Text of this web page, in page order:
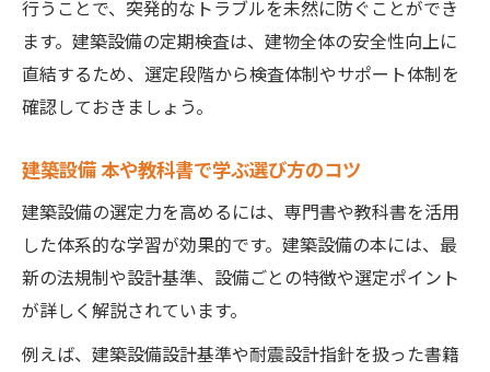
行うことで、突発的なトラブルを未然に防ぐことができ
ます。建築設備の定期検査は、建物全体の安全性向上に
直結するため、選定段階から検査体制やサポート体制を
確認しておきましょう。
建築設備 本や教科書で学ぶ選び方のコツ
建築設備の選定力を高めるには、専門書や教科書を活用
した体系的な学習が効果的です。建築設備の本には、最
新の法規制や設計基準、設備ごとの特徴や選定ポイント
が詳しく解説されています。
例えば、建築設備設計基準や耐震設計指針を扱った書籍